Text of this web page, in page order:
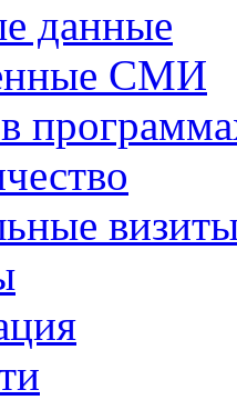
данные
СМИ